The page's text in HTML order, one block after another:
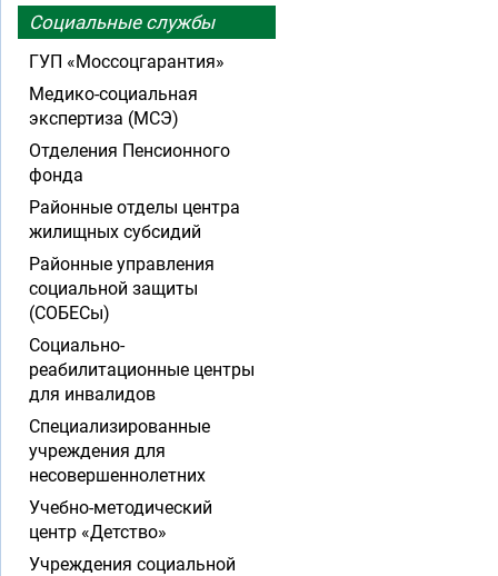
Социальные службы
ГУП «Моссоцгарантия»
Медико-социальная
экспертиза (МСЭ)
Отделения Пенсионного
фонда
Районные отделы центра
жилищных субсидий
Районные управления
социальной защиты
(СОБЕСы)
Социально-
реабилитационные центры
для инвалидов
Специализированные
учреждения для
несовершеннолетних
Учебно-методический
центр «Детство»
Учреждения социальной